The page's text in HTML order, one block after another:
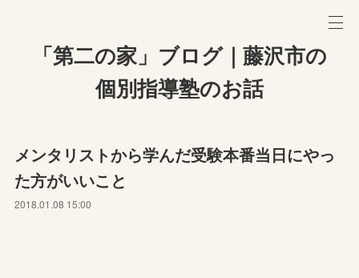
「第二の家」ブログ｜藤沢市の
個別指導塾のお話
メンタリストから学んだ受験本番当日にやっ
た方がいいこと
2018.01.08 15:00